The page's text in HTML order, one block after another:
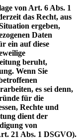
von Art. 6 Abs. 1
das Recht, aus
ergeben,
Daten
ein auf diese
beruht,
Wenn Sie
es sei denn,
für die
Rechte und
dient der
von
21 Abs. 1 DSGVO).